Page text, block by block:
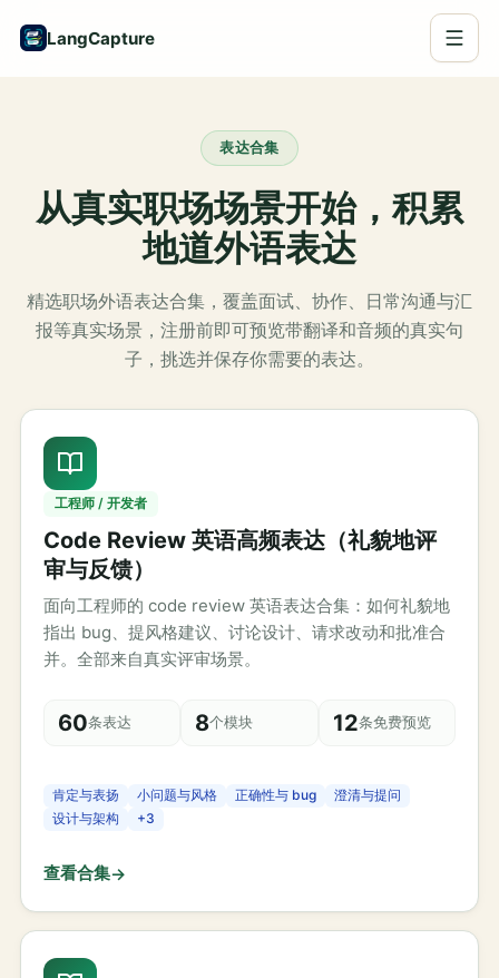
LangCapture
表达合集
从真实职场场景开始，积累
地道外语表达
精选职场外语表达合集，覆盖面试、协作、日常沟通与汇
报等真实场景，注册前即可预览带翻译和音频的真实句
子，挑选并保存你需要的表达。
工程师 / 开发者
Code Review 英语高频表达（礼貌地评
审与反馈）
面向工程师的 code review 英语表达合集：如何礼貌地
指出 bug、提风格建议、讨论设计、请求改动和批准合
并。全部来自真实评审场景。
60条表达 8个模块 12条免费预览
肯定与表扬 小问题与风格 正确性与 bug
澄清与提问
设计与架构
+3
查看合集→